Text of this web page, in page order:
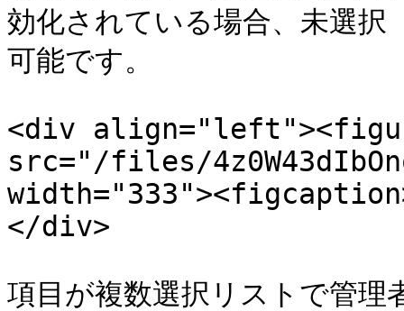
効化されている場合、未選
可能です。
<div
src="/files/
</div>
項目が複数選択リストで管理